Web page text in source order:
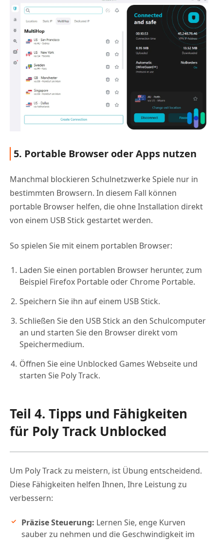
5. Portable Browser oder Apps nutzen
Manchmal blockieren Schulnetzwerke Spiele nur in
bestimmten Browsern. In diesem Fall können
portable Browser helfen, die ohne Installation direkt
von einem USB Stick gestartet werden.
So spielen Sie mit einem portablen Browser:
Laden Sie einen portablen Browser herunter, zum
Beispiel Firefox Portable oder Chrome Portable.
Speichern Sie ihn auf einem USB Stick.
Schließen Sie den USB Stick an den Schulcomputer
an und starten Sie den Browser direkt vom
Speichermedium.
Öffnen Sie eine Unblocked Games Webseite und
starten Sie Poly Track.
Teil 4. Tipps und Fähigkeiten
für Poly Track Unblocked
Um Poly Track zu meistern, ist Übung entscheidend.
Diese Fähigkeiten helfen Ihnen, Ihre Leistung zu
verbessern:
Präzise Steuerung: Lernen Sie, enge Kurven
sauber zu nehmen und die Geschwindigkeit im